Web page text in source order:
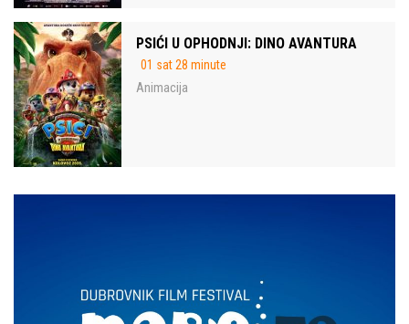
PSIĆI U OPHODNJI: DINO AVANTURA
01 sat 28 minute
Animacija